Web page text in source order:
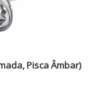
Pisca Âmbar)